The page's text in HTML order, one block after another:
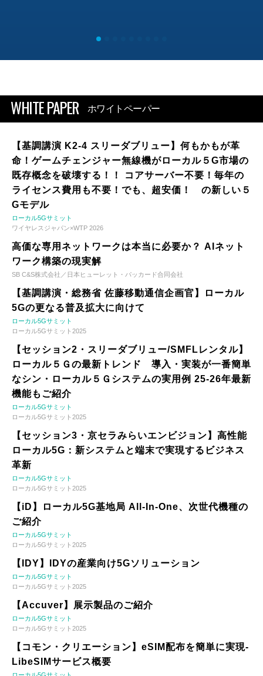
WHITE PAPER ホワイトペーパー
【基調講演 K2-4 スリーダブリュー】何もかもが革
命！ゲームチェンジャー無線機がローカル５G市場の
既存概念を破壊する！！ コアサーバー不要！毎年の
ライセンス費用も不要！でも、超安価！ の新しい５
Gモデル
ローカル5Gサミット
ワイヤレスジャパン×WTP 2026
高価な専用ネットワークは本当に必要か？ AIネット
ワーク構築の現実解
SB C&S株式会社／日本ヒューレット・パッカード合同会社
【基調講演・総務省 佐藤移動通信企画官】ローカル
5Gの更なる普及拡大に向けて
ローカル5Gサミット
ローカル5Gサミット2025
【セッション2・スリーダブリュー/SMFLレンタル】
ローカル５Ｇの最新トレンド 導入・実装が一番簡単
なシン・ローカル５Ｇシステムの実用例 25-26年最新
機能もご紹介
ローカル5Gサミット
ローカル5Gサミット2025
【セッション3・京セラみらいエンビジョン】高性能
ローカル5G：新システムと端末で実現するビジネス
革新
ローカル5Gサミット
ローカル5Gサミット2025
【iD】ローカル5G基地局 All-In-One、次世代機種の
ご紹介
ローカル5Gサミット
ローカル5Gサミット2025
【IDY】IDYの産業向け5Gソリューション
ローカル5Gサミット
ローカル5Gサミット2025
【Accuver】展示製品のご紹介
ローカル5Gサミット
ローカル5Gサミット2025
【コモン・クリエーション】eSIM配布を簡単に実現-
LibeSIMサービス概要